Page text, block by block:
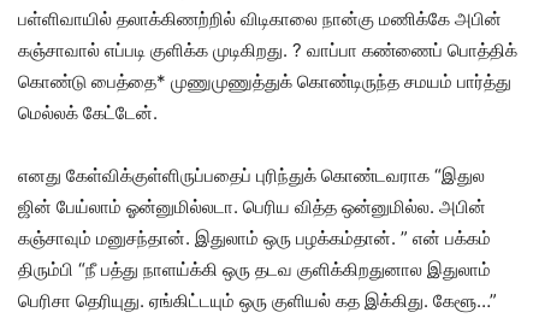
பள்ளிவாயில் தலாக்கிணற்றில் விடிகாலை நான்கு மணிக்கே அபின்
கஞ்சாவால் எப்படி குளிக்க முடிகிறது. ? வாப்பா கண்ணைப் பொத்திக்
கொண்டு பைத்தை* முணுமுணுத்துக் கொண்டிருந்த சமயம் பார்த்து
மெல்லக் கேட்டேன்.
எனது கேள்விக்குள்ளிருப்பதைப் புரிந்துக் கொண்டவராக “இதுல
ஜின் பேய்லாம் ஓன்னுமில்லடா. பெரிய வித்த ஒன்னுமில்ல. அபின்
கஞ்சாவும் மனுசந்தான். இதுலாம் ஒரு பழக்கம்தான். ” என் பக்கம்
திரும்பி “நீ பத்து நாளய்க்கி ஒரு தடவ குளிக்கிறதுனால இதுலாம்
பெரிசா தெரியுது. ஏங்கிட்டயும் ஒரு குளியல் கத இக்கிது. கேளூ…”